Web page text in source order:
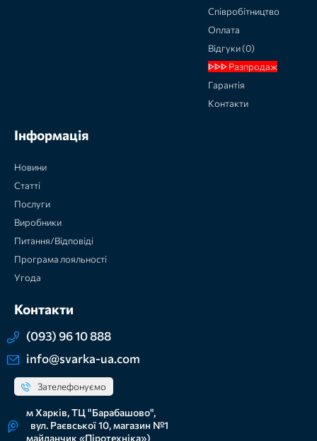
Співробітництво
Оплата
Відгуки (0)
ᐈᐈᐈ Разпродаж
Гарантія
Контакти
Інформація
Новини
Статті
Послуги
Виробники
Питання/Відповіді
Програма лояльності
Угода
Контакти
(093) 96 10 888
info@svarka-ua.com
Зателефонуємо
м Харків, ТЦ "Барабашово",
вул. Раєвської 10, магазин №1
майданчик «Піротехніка»)